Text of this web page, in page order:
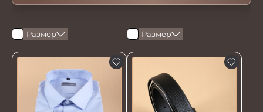
Размер Размер